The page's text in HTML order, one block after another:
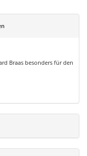
Braas besonders für den